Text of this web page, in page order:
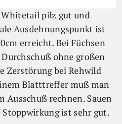
pilz gut und
Ausdehnungspunkt ist
erreicht. Bei Füchsen
ohne großen
Zerstörung bei Rehwild
Blatttreffer muß man
Ausschuß rechnen. Sauen
ist sehr gut.